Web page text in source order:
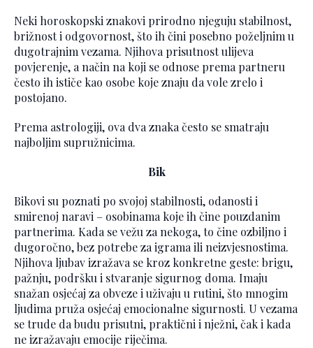
Neki horoskopski znakovi prirodno njeguju stabilnost,
brižnost i odgovornost, što ih čini posebno poželjnim u
dugotrajnim vezama. Njihova prisutnost ulijeva
povjerenje, a način na koji se odnose prema partneru
često ih ističe kao osobe koje znaju da vole zrelo i
postojano.
Prema astrologiji, ova dva znaka često se smatraju
najboljim supružnicima.
Bik
Bikovi su poznati po svojoj stabilnosti, odanosti i
smirenoj naravi – osobinama koje ih čine pouzdanim
partnerima. Kada se vežu za nekoga, to čine ozbiljno i
dugoročno, bez potrebe za igrama ili neizvjesnostima.
Njihova ljubav izražava se kroz konkretne geste: brigu,
pažnju, podršku i stvaranje sigurnog doma. Imaju
snažan osjećaj za obveze i uživaju u rutini, što mnogim
ljudima pruža osjećaj emocionalne sigurnosti. U vezama
se trude da budu prisutni, praktični i nježni, čak i kada
ne izražavaju emocije riječima.